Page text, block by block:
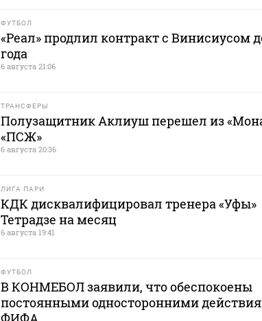
ФУТБОЛ
«Реал» продлил контракт с Винисиусом
года
6 августа 21:06
ТРАНСФЕРЫ
Полузащитник Аклиуш перешел из
«ПСЖ»
6 августа 20:36
ЛИГА ПАРИ
КДК дисквалифицировал тренера «Уфы»
Тетрадзе на месяц
6 августа 19:41
ФУТБОЛ
В КОНМЕБОЛ заявили, что обеспокоены
постоянными односторонними